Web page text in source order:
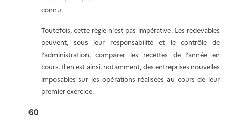
connu.
Toutefois, cette règle n'est pas impérative. Les redevables
peuvent, sous leur responsabilité et le contrôle de
l'administration, comparer les recettes de l'année en
cours. Il en est ainsi, notamment, des entreprises nouvelles
imposables sur les opérations réalisées au cours de leur
premier exercice.
60